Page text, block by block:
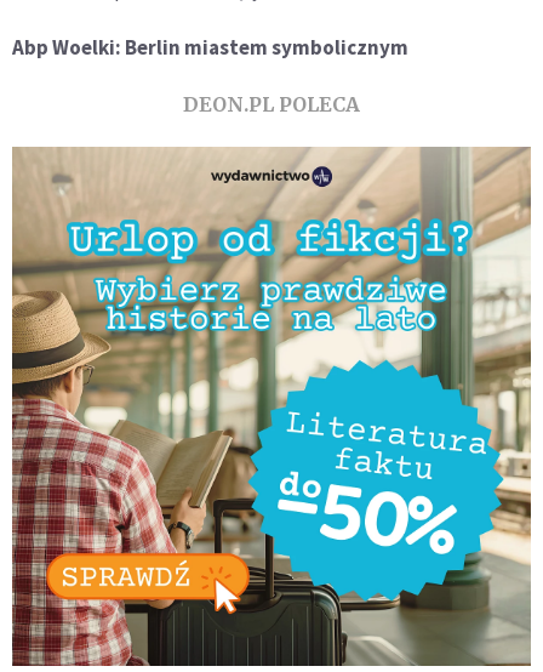
Abp Woelki: Berlin miastem symbolicznym
DEON.PL POLECA